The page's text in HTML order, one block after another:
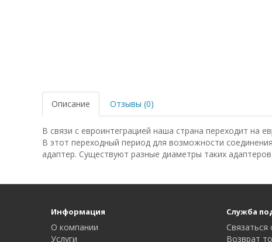
Описание Отзывы (0)
В связи с евроинтеграцией наша страна переходит на
В этот переходный период для возможности
адаптер. Существуют разные диаметры таких адаптеров
Информация
О компании
Услуги
Служба
Связаться
Возврат